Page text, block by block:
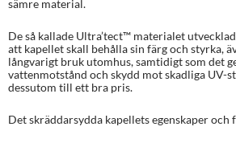
sämre material.
De så kallade Ultra’tect™ materialet
att kapellet skall behålla sin färg och styrka,
långvarigt bruk utomhus, samtidigt som det
vattenmotstånd och skydd mot skadliga UV-
dessutom till ett bra pris.
Det skräddarsydda kapellets egenskaper och